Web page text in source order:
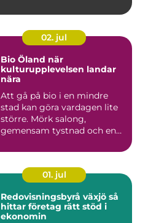
02. jul
Bio Öland när
kulturupplevelsen landar
nära
Att gå på bio i en mindre
stad kan göra vardagen lite
större. Mörk salong,
gemensam tystnad och en
01. jul
Redovisningsbyrå växjö så
hittar företag rätt stöd i
ekonomin